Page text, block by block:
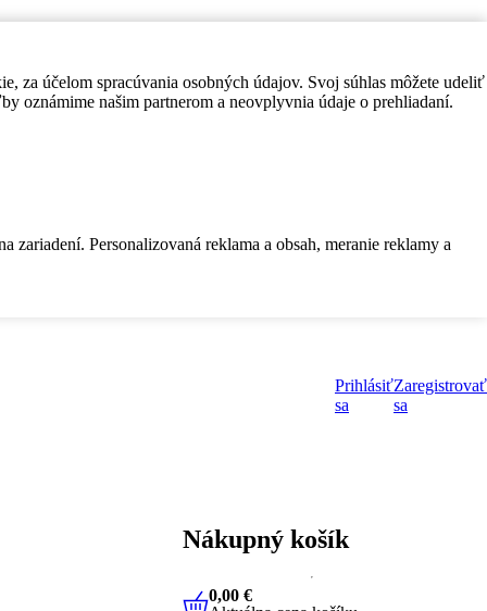
za účelom spracúvania osobných údajov. Svoj súhlas môžete udeliť
oznámime našim partnerom a neovplyvnia údaje o prehliadaní.
Personalizovaná reklama a obsah, meranie reklamy a
Prihlásiť
sa
Zaregistrovať
sa
Nákupný košík
0,00 €